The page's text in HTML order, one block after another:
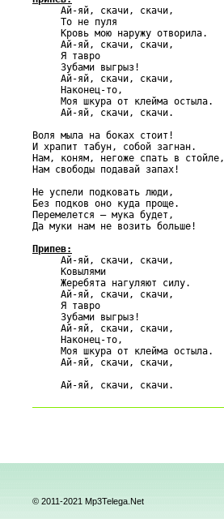
Ай-яй, скачи, скачи,
     То не пуля
     Кровь мою наружу отворила.
     Ай-яй, скачи, скачи,
     Я тавро
     Зубами выгрыз!
     Ай-яй, скачи, скачи,
     Наконец-то,
     Моя шкура от клейма остыла.
     Ай-яй, скачи, скачи.
Воля мыла на боках стоит!
И храпит табун, собой загнан.
Нам, коням, негоже спать в стойле,
Нам свободы подавай запах!
Не успели подковать люди,
Без подков оно куда проще.
Перемелется – мука будет,
Да муки нам не возить больше!
Припев:
Ай-яй, скачи, скачи,
     Ковылями
     Жеребята нагуляют силу.
     Ай-яй, скачи, скачи,
     Я тавро
     Зубами выгрыз!
     Ай-яй, скачи, скачи,
     Наконец-то,
     Моя шкура от клейма остыла.
     Ай-яй, скачи, скачи,
© 2011-2021 Mp3Telega.Net